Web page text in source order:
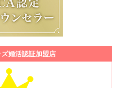
婚活認証加盟店